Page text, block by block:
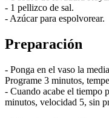
- 1 pellizco de sal.
- Azúcar para espolvorear.
Preparación
- Ponga en el vaso la
Programe 3 minutos,
- Cuando acabe el tiempo
minutos, velocidad 5, sin